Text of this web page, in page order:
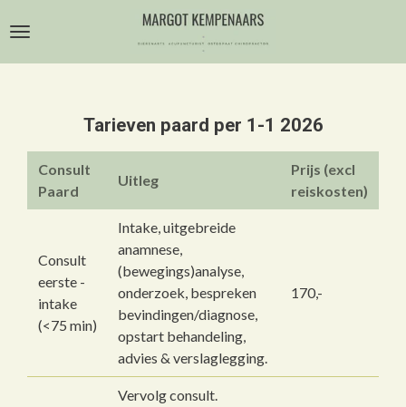
direct
naar
Tarieven paard per 1-1 2026
Consult
Paard
Uitleg
Prijs (excl
reiskosten)
Consult
eerste -
intake
(<75 min)
Intake, uitgebreide
anamnese,
(bewegings)analyse,
onderzoek, bespreken
bevindingen/diagnose,
opstart behandeling,
advies & verslaglegging.
170,-
Vervolg consult.